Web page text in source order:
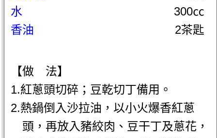
水
300㏄
香油
2茶匙
【做 法】
1.紅蔥頭切碎；豆乾切丁備用。
2.熱鍋倒入沙拉油，以小火爆香紅蔥
頭，再放入豬絞肉、豆干丁及蔥花，